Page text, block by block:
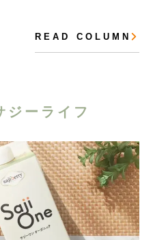
R E A D C O L U M N
ジーライフ